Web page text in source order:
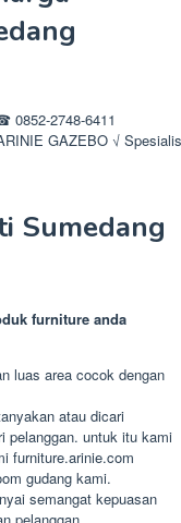
GAZEBO √
Sumedang
furniture anda
luas area cocok dengan
atau dicari
pelanggan. untuk itu kami
furniture.arinie.com
gudang kami.
semangat kepuasan